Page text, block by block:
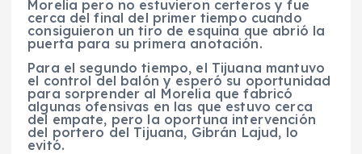
Morelia pero no estuvieron certeros y fue
cerca del final del primer tiempo cuando
consiguieron un tiro de esquina que abrió la
puerta para su primera anotación.
Para el segundo tiempo, el Tijuana mantuvo
el control del balón y esperó su oportunidad
para sorprender al Morelia que fabricó
algunas ofensivas en las que estuvo cerca
del empate, pero la oportuna intervención
del portero del Tijuana, Gibrán Lajud, lo
evitó.